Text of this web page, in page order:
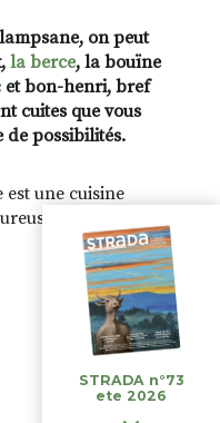
on peut
la berce, la bouïne
et bon-henri, bref
cuites que vous
de possibilités.
est une cuisine
et nutritive !
STRADA n°73
ete 2026